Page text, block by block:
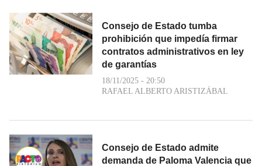
Consejo de Estado tumba
prohibición que impedía firmar
contratos administrativos en ley
de garantías
18/11/2025 - 20:50
RAFAEL ALBERTO ARISTIZÁBAL
Consejo de Estado admite
demanda de Paloma Valencia que